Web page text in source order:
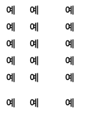
예 예
예
예 예
예
예 예
예
예 예
예
예 예 예
예 예
예